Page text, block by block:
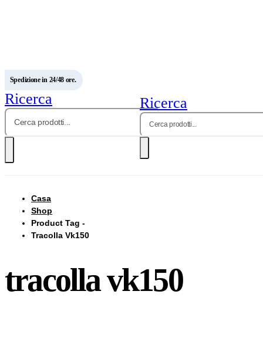
Spedizione in 24/48 ore.
Ricerca Ricerca
Casa
Shop
Product Tag -
Tracolla Vk150
tracolla vk150